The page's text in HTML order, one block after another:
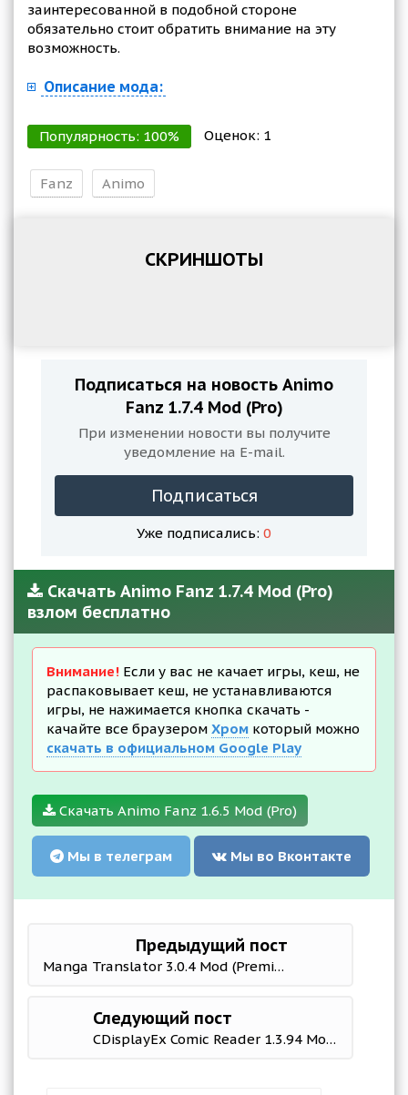
заинтересованной в подобной стороне
обязательно стоит обратить внимание на эту
возможность.
Описание мода:
Популярность: 100% Оценок: 1
Fanz Animo
СКРИНШОТЫ
Подписаться на новость Animo
Fanz 1.7.4 Mod (Pro)
При изменении новости вы получите
уведомление на E-mail.
Подписаться
Уже подписались: 0
Скачать Animo Fanz 1.7.4 Mod (Pro)
взлом бесплатно
Внимание! Если у вас не качает игры, кеш, не
распаковывает кеш, не устанавливаются
игры, не нажимается кнопка скачать -
качайте все браузером Хром который можно
скачать в официальном Google Play
Скачать Animo Fanz 1.6.5 Mod (Pro)
Мы в телеграм Мы во Вконтакте
Предыдущий пост
Manga Translator 3.0.4 Mod (Premium)
Следующий пост
CDisplayEx Comic Reader 1.3.94 Мод (полная версия)